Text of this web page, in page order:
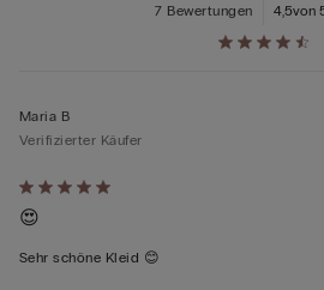
4,5von
7 Bewertungen
Mit
5
von
Maria B
Verifizierter Käufer
😍
Sehr schöne Kleid 😊